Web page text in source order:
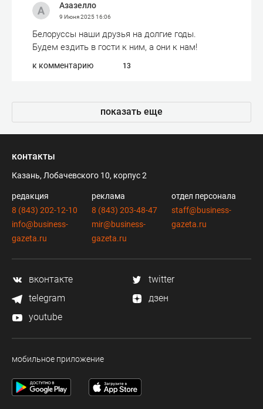
Азазелло
9 Июня 202516:06
Белоруссы наши друзья на долгие годы.
Будем ездить в гости к ним, а они к нам!
к комментарию 13
показать еще
контакты
Казань, Лобачевского 10, корпус 2
редакция
8 (843) 202-12-10
info@business-
gazeta.ru
реклама
8 (843) 203-48-47
mir@business-
gazeta.ru
отдел персонала
staff@business-
gazeta.ru
вконтакте
twitter
telegram
дзен
youtube
мобильное приложение